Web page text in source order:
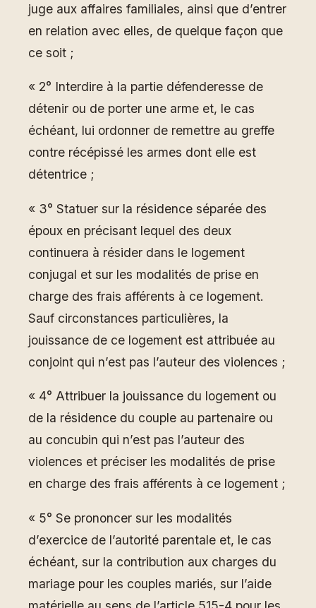
juge aux affaires familiales, ainsi que d’entrer
en relation avec elles, de quelque façon que
ce soit ;
« 2° Interdire à la partie défenderesse de
détenir ou de porter une arme et, le cas
échéant, lui ordonner de remettre au greffe
contre récépissé les armes dont elle est
détentrice ;
« 3° Statuer sur la résidence séparée des
époux en précisant lequel des deux
continuera à résider dans le logement
conjugal et sur les modalités de prise en
charge des frais afférents à ce logement.
Sauf circonstances particulières, la
jouissance de ce logement est attribuée au
conjoint qui n’est pas l’auteur des violences ;
« 4° Attribuer la jouissance du logement ou
de la résidence du couple au partenaire ou
au concubin qui n’est pas l’auteur des
violences et préciser les modalités de prise
en charge des frais afférents à ce logement ;
« 5° Se prononcer sur les modalités
d’exercice de l’autorité parentale et, le cas
échéant, sur la contribution aux charges du
mariage pour les couples mariés, sur l’aide